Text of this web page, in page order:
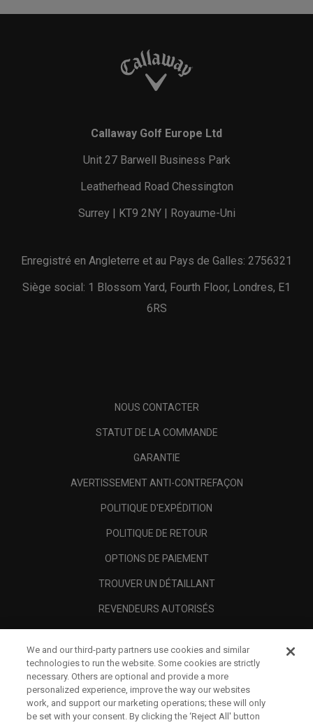
Callaway Golf Europe Ltd
Unit 27 Barwell Business Park
Leatherhead Road Chessington
Surrey | KT9 2NY | Royaume-Uni
Enregistré en Angleterre et au Pays de Galles: 2756321
Siège social: 1 Blossom Yard, Fourth Floor, Londres, E1
6RS
NOUS CONTACTER
STATUT DE LA COMMANDE
GARANTIE
AVERTISSEMENT ANTI-CONTREFAÇON
POLITIQUE D'EXPÉDITION
POLITIQUE DE RETOUR
OPTIONS DE PAIEMENT
TROUVER UN DÉTAILLANT
REVENDEURS AUTORISÉS
A PROPOS
MENTIONS LÉGALES
We and our third-party partners use cookies and similar
technologies to run the website. Some cookies are strictly
necessary. Others are optional and provide a more
personalized experience, improve the way our websites
work, and support our marketing operations; these will only
be set with your consent. By clicking the ‘Reject All' button